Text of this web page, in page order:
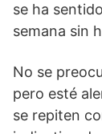
se ha
semana sin
No se
pero esté
se repiten